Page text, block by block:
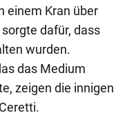
einem Kran über
dafür, dass
wurden.
das Medium
zeigen die innigen